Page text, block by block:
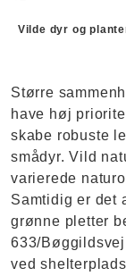
Vilde dyr og
Større
have høj
skabe robuste
smådyr. Vild
varierede
Samtidig er det
grønne pletter
633/
ved